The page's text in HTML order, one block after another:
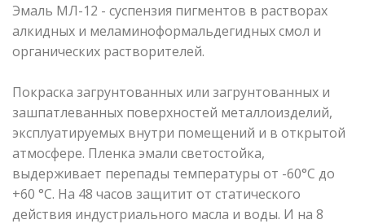
Эмаль МЛ-12 - суспензия пигментов в растворах
алкидных и меламиноформальдегидных смол и
органических растворителей.
Покраска загрунтованных или загрунтованных и
зашпатлеванных поверхностей металлоизделий,
эксплуатируемых внутри помещений и в открытой
атмосфере. Пленка эмали светостойка,
выдерживает перепады температуры от -60°С до
+60 °С. На 48 часов защитит от статического
действия индустриального масла и воды. И на 8